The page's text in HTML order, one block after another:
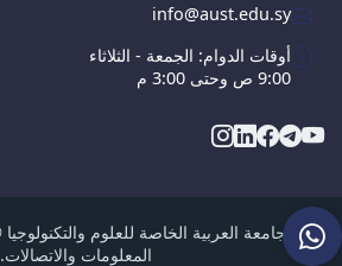
info@aust.edu.sy
أوقات الدوام: الجمعة - الثلاثاء
9:00 ص وحتى 3:00 م
المعلومات والاتصالات.